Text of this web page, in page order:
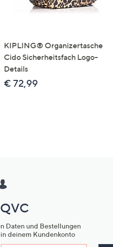
KIPLING® Organizertasche
Cido Sicherheitsfach Logo-
Details
€ 72,99
Daten und Bestellungen
deinem Kundenkonto